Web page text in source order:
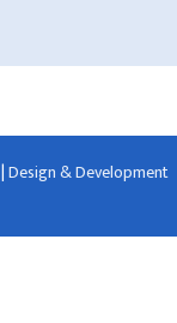
|Design & Development